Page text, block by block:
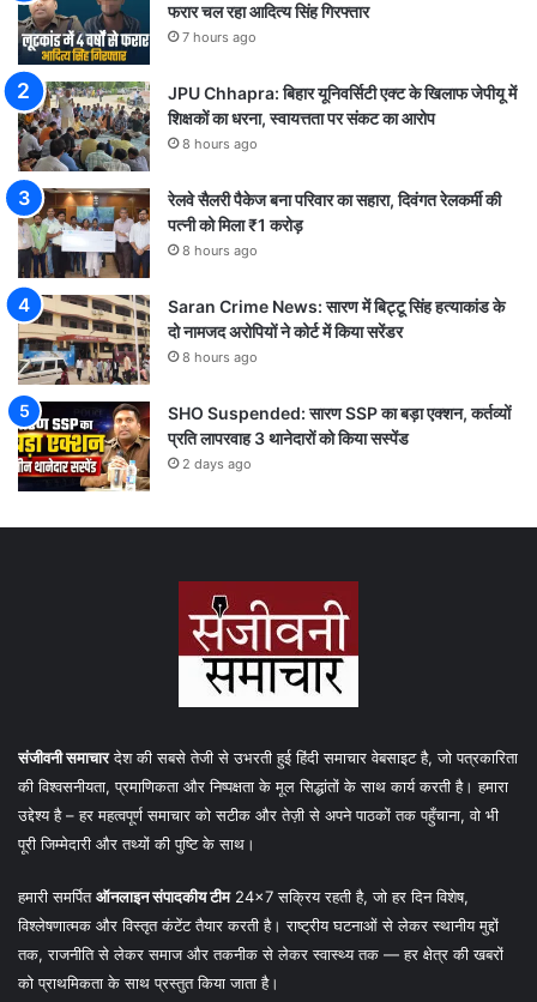
फरार चल रहा आदित्य सिंह गिरफ्तार
7 hours ago
JPU Chhapra: बिहार यूनिवर्सिटी एक्ट के खिलाफ जेपीयू में
शिक्षकों का धरना, स्वायत्तता पर संकट का आरोप
8 hours ago
रेलवे सैलरी पैकेज बना परिवार का सहारा, दिवंगत रेलकर्मी की
पत्नी को मिला ₹1 करोड़
8 hours ago
Saran Crime News: सारण में बिट्टू सिंह हत्याकांड के
दो नामजद अरोपियों ने कोर्ट में किया सरेंडर
8 hours ago
SHO Suspended: सारण SSP का बड़ा एक्शन, कर्तव्यों
प्रति लापरवाह 3 थानेदारों को किया सस्पेंड
2 days ago
संजीवनी समाचारदेश की सबसे तेजी से उभरती हुई हिंदी समाचार वेबसाइट है, जो पत्रकारिता
की विश्वसनीयता, प्रमाणिकता और निष्पक्षता के मूल सिद्धांतों के साथ कार्य करती है। हमारा
उद्देश्य है – हर महत्वपूर्ण समाचार को सटीक और तेज़ी से अपने पाठकों तक पहुँचाना, वो भी
पूरी जिम्मेदारी और तथ्यों की पुष्टि के साथ।
हमारी समर्पितऑनलाइन संपादकीय टीम24×7 सक्रिय रहती है, जो हर दिन विशेष,
विश्लेषणात्मक और विस्तृत कंटेंट तैयार करती है। राष्ट्रीय घटनाओं से लेकर स्थानीय मुद्दों
तक, राजनीति से लेकर समाज और तकनीक से लेकर स्वास्थ्य तक — हर क्षेत्र की खबरों
को प्राथमिकता के साथ प्रस्तुत किया जाता है।